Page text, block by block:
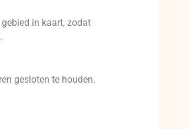
in kaart, zodat
gesloten te houden.